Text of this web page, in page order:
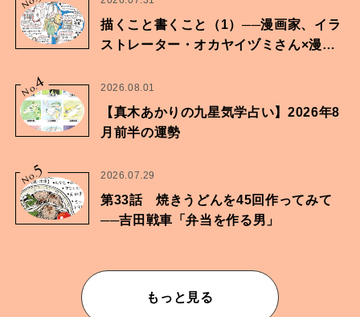
描くこと書くこと（1）──漫画家、イラ
ストレーター・オカヤイヅミさん×漫画
No.
4 2026.08.01
【真木あかりの九星気学占い】2026年8
月前半の運勢
No.5 2026.07.29
第33話 焼きうどんを45回作ってみて
──吉田戦車「弁当を作る男」
もっと見る